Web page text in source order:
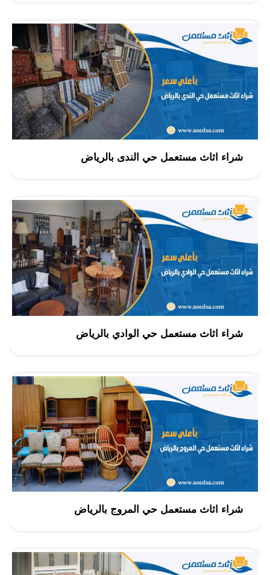
شراء اثاث مستعمل حي الندى بالرياض
شراء اثاث مستعمل حي الوادي بالرياض
شراء اثاث مستعمل حي المروج بالرياض